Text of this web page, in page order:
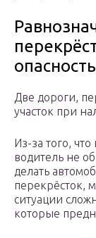
опасность
Две дороги,
участок при
Из-за того,
водитель не
делать
перекрёсток,
ситуации
которые